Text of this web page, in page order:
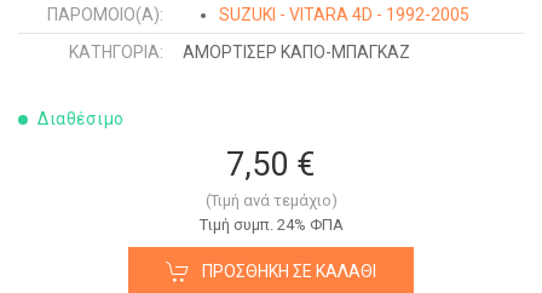
ΠΑΡΌΜΟΙΟ(Α):
SUZUKI - VITARA 4D - 1992-2005
ΚΑΤΗΓΟΡΊΑ:
ΑΜΟΡΤΙΣΕΡ ΚΑΠΟ-ΜΠΑΓΚΑΖ
Διαθέσιμο
7,50 €
(Τιμή ανά τεμάχιο)
Tιμή συμπ. 24% ΦΠΑ
ΠΡΟΣΘΉΚΗ ΣΕ ΚΑΛΆΘΙ